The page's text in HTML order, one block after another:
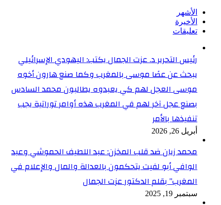
الأشهر
الأخيرة
تعليقات
رئيس التحرير د. عزت الجمال يكتب: اليهودي الإسرائيلي
يبحث عن عصًا موسى بالمغرب وكما صنع هارون أخوه
موسى العجل لهم كي يعبدوه يطالبون محمد السادس
بصنع عجل آخر لهم في المغرب هذه أوامر توراتية يجب
تنفيذها بالأمر
أبريل 26, 2026
محمد زيان ضد قلب المخزن: عبد اللطيف الحموشي وعبد
الوافي أبو لفيت يتحكمون بالعدالة والمال والإعلام في
المغرب” بقلم الدكتور عزت الجمال
سبتمبر 19, 2025